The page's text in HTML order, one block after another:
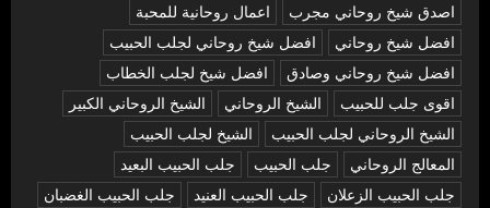
اصدق شيخ روحاني مجرب
اعمال روحانية للمحبة
افضل شيخ روحاني
افضل شيخ روحاني لجلب الحبيب
افضل شيخ روحاني وصادق
افضل شيخ لجلب الخطاب
اقوى جلب للحبيب
الشيخ الروحاني
الشيخ الروحاني الكبير
الشيخ الروحاني لجلب الحبيب
الشيخ لجلب الحبيب
المعالج الروحاني
جلب الحبيب
جلب الحبيب البعيد
جلب الحبيب الزعلان
جلب الحبيب العنيد
جلب الحبيب الغضبان